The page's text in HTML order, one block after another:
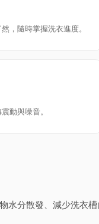
，隨時掌握洗衣進度。
動與噪音。
水分散發、減少洗衣